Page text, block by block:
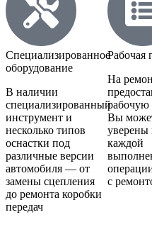
Специализированное
оборудование
В наличии
специализированный
инструмент и
несколько типов
оснастки под
различные версии
автомобиля — от
замены сцепления
до ремонта коробки
передач
Рабочая
На
рабочую
Вы
уверены
каждой
с